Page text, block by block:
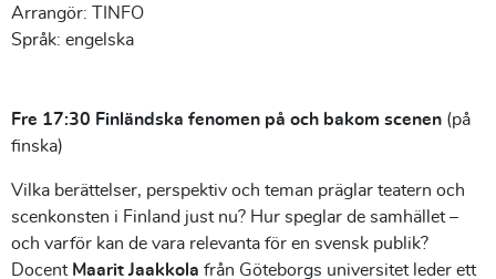
Arrangör: TINFO
Språk: engelska
Fre 17:30 Finländska fenomen på och bakom scenen (på
finska)
Vilka berättelser, perspektiv och teman präglar teatern och
scenkonsten i Finland just nu? Hur speglar de samhället –
och varför kan de vara relevanta för en svensk publik?
Docent Maarit Jaakkola från Göteborgs universitet leder ett